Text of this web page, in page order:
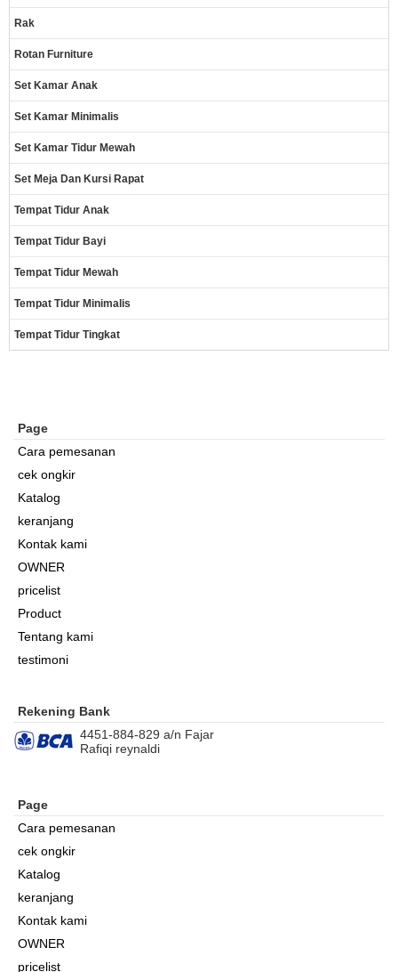
Rak
Rotan Furniture
Set Kamar Anak
Set Kamar Minimalis
Set Kamar Tidur Mewah
Set Meja Dan Kursi Rapat
Tempat Tidur Anak
Tempat Tidur Bayi
Tempat Tidur Mewah
Tempat Tidur Minimalis
Tempat Tidur Tingkat
Page
Cara pemesanan
cek ongkir
Katalog
keranjang
Kontak kami
OWNER
pricelist
Product
Tentang kami
testimoni
Rekening Bank
4451-884-829 a/n Fajar
Rafiqi reynaldi
Page
Cara pemesanan
cek ongkir
Katalog
keranjang
Kontak kami
OWNER
pricelist